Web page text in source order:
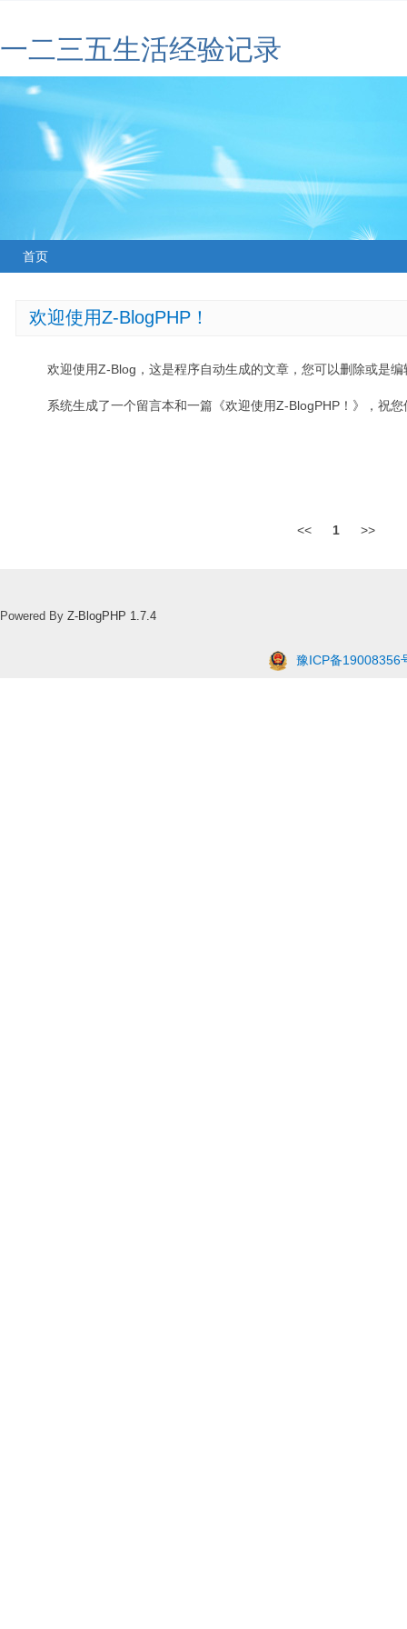
一二三五生活经验记录
首页
欢迎使用Z-BlogPHP！
欢迎使用Z-Blog，这是程序自动生成的文章，您可以删除或是编
系统生成了一个留言本和一篇《欢迎使用Z-BlogPHP！》，祝
<< 1 >>
Powered By Z-BlogPHP 1.7.4
豫ICP备19008356